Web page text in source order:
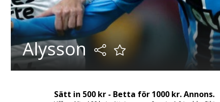
Alysson
Sätt in 500 kr - Betta för 1000 kr. Annons.